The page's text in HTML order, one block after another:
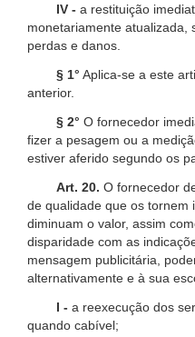
IV - a restituição
monetariamente atualizada,
perdas e danos.
§ 1° Aplica-se a este
anterior.
§ 2° O fornecedor
fizer a pesagem ou a
estiver aferido segundo os
Art. 20. O fornecedor
de qualidade que os tornem
diminuam o valor, assim
disparidade com as
mensagem publicitária,
alternativamente e à sua
I - a reexecução dos
quando cabível;